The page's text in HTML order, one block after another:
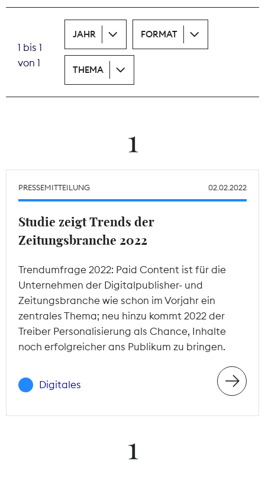
Print
Recht
Tarifpolitik
Theodor-Wolff-Preis
Mitgliederbereich
1 bis 1
von 1
JAHR FORMAT
THEMA
1
PRESSEMITTEILUNG 02.02.2022
Studie zeigt Trends der
Zeitungsbranche 2022
Trendumfrage 2022: Paid Content ist für die
Unternehmen der Digitalpublisher- und
Zeitungsbranche wie schon im Vorjahr ein
zentrales Thema; neu hinzu kommt 2022 der
Treiber Personalisierung als Chance, Inhalte
noch erfolgreicher ans Publikum zu bringen.
Digitales
1